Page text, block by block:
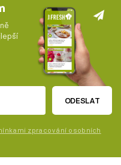
ODESLAT
zpracování osobních